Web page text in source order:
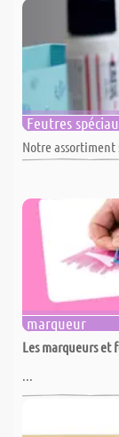
Feutres
Notre assortiment
marqueur
Les marqueurs et